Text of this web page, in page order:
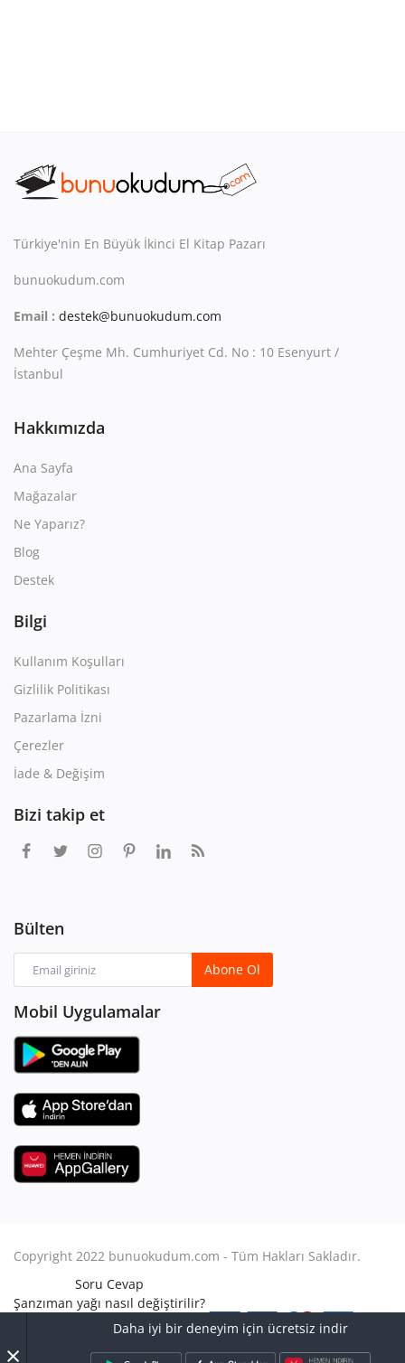
Daha iyi bir deneyim için ücretsiz indir
Destek Merkezi
Mağazalar
Blog
İletişim
TRY (₺)
Türkiye'nin En Büyük İkinci El Kitap Pazarı
bunuokudum.com
Email : destek@bunuokudum.com
Mehter Çeşme Mh. Cumhuriyet Cd. No : 10 Esenyurt /
İstanbul
Hakkımızda
Ana Sayfa
Mağazalar
Ne Yaparız?
Blog
Destek
Bilgi
Kullanım Koşulları
Gizlilik Politikası
Pazarlama İzni
Çerezler
İade & Değişim
Bizi takip et
Bülten
Abone Ol
Mobil Uygulamalar
Copyright 2022 bunuokudum.com - Tüm Hakları Sakladır.
Soru Cevap
Şanzıman yağı nasıl değiştirilir?
Aile Hukuku
Avukat Nasıl Olunur?
Turbo arızası nasıl anlaşılır?